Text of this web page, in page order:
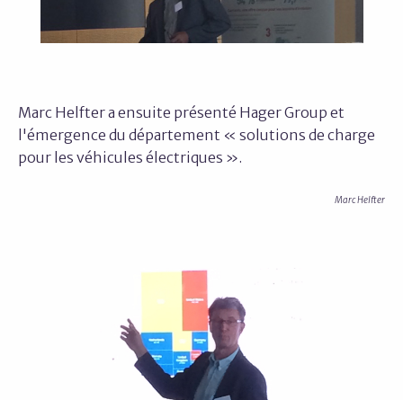
Marc Helfter a ensuite présenté Hager Group et
l'émergence du département « solutions de charge
pour les véhicules électriques ».
Marc Helfter